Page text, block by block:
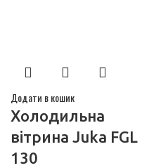
Додати в кошик
Холодильна
вітрина Juka FGL
130